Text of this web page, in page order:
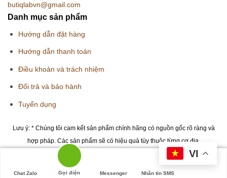
butiqlabvn@gmail.com
Danh mục sản phẩm
Hướng dẫn đặt hàng
Hướng dẫn thanh toán
Điều khoản và trách nhiệm
Đổi trả và bảo hành
Tuyển dụng
Lưu ý: * Chúng tôi cam kết sản phẩm chính hãng có nguồn gốc rõ ràng và
hợp pháp. Các sản phẩm sẽ có hiệu quả tùy thuộc từng cơ địa.
Copyright 2026 © Butiqlab.vn
VI
Chat Zalo Gọi điện Messenger Nhắn tin SMS